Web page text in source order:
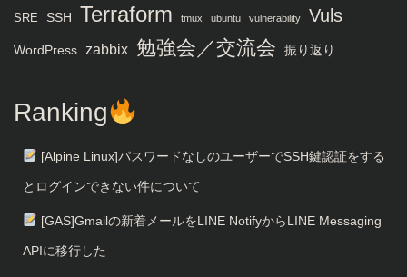
SRE SSH Terraform tmux ubuntu vulnerability Vuls
WordPress zabbix 勉強会／交流会 振り返り
Ranking
[Alpine Linux]パスワードなしのユーザーでSSH鍵認証をする
とログインできない件について
[GAS]Gmailの新着メールをLINE NotifyからLINE Messaging
APIに移行した